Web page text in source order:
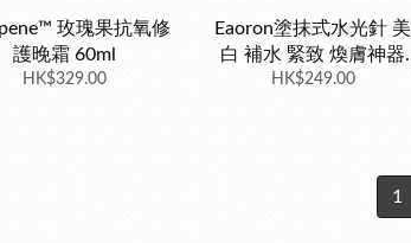
玫瑰果抗氧修
護晚霜 60ml
HK$329.00
Eaoron塗抹式水光針 美
白 補水 緊致 煥膚神器
10ml
HK$249.00
1